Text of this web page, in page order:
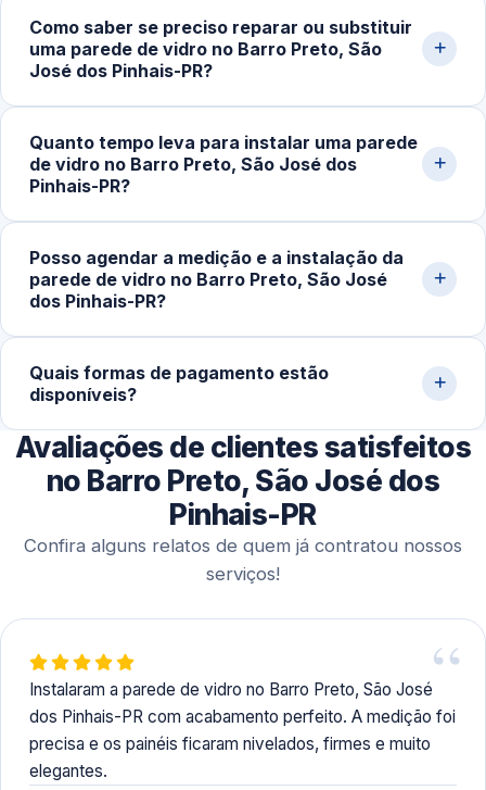
executado por uma vidraçaria próxima da sua
localização, os custos de deslocamento e transporte de
Como saber se preciso reparar ou substituir
uma parede de vidro no Barro Preto, São
José dos Pinhais-PR?
ao toque, infiltração de ar, ruído excessivo, trincas ou
perda de vedação entre os módulos. Movimentação nas
Quanto tempo leva para instalar uma parede
de vidro no Barro Preto, São José dos
Pinhais-PR?
temperado, instalações simples levam entre 3 e 6 horas.
Projetos maiores, como fechamentos amplos e
Posso agendar a medição e a instalação da
parede de vidro no Barro Preto, São José
dos Pinhais-PR?
disponibilidade do cliente, incluindo finais de semana,
para realizar medição, orçamento e montagem de
paredes de vidro em residências e comércios.
Quais formas de pagamento estão
disponíveis?
Aceitamos Pix, dinheiro, cartões de crédito e débito,
além de transferência bancária para facilitar o processo.
Avaliações de clientes satisfeitos
no Barro Preto, São José dos
Pinhais-PR
Confira alguns relatos de quem já contratou nossos
serviços!
Instalaram a parede de vidro no Barro Preto, São José
dos Pinhais-PR com acabamento perfeito. A medição foi
precisa e os painéis ficaram nivelados, firmes e muito
elegantes.